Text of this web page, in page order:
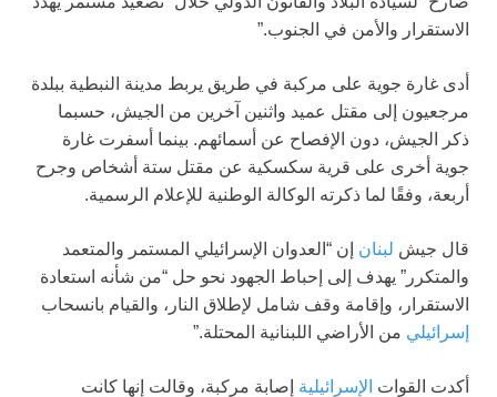
الاستقرار والأمن في الجنوب.”
أدى غارة جوية على مركبة في طريق يربط مدينة النبطية ببلدة
مرجعيون إلى مقتل عميد واثنين آخرين من الجيش، حسبما
ذكر الجيش، دون الإفصاح عن أسمائهم. بينما أسفرت غارة
جوية أخرى على قرية سكسكية عن مقتل ستة أشخاص وجرح
أربعة، وفقًا لما ذكرته الوكالة الوطنية للإعلام الرسمية.
قال جيش لبنان إن “العدوان الإسرائيلي المستمر والمتعمد
والمتكرر” يهدف إلى إحباط الجهود نحو حل “من شأنه استعادة
الاستقرار، وإقامة وقف شامل لإطلاق النار، والقيام بانسحاب
إسرائيلي من الأراضي اللبنانية المحتلة.”
أكدت القوات الإسرائيلية إصابة مركبة، وقالت إنها كانت